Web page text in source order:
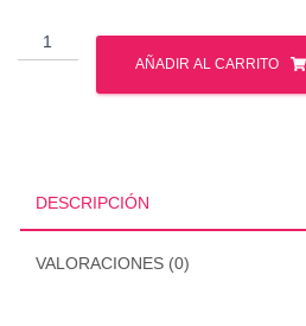
Terapia
de
Reemplazo
AÑADIR AL CARRITO
DESCRIPCIÓN
VALORACIONES (0)